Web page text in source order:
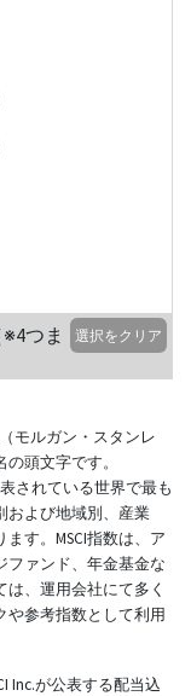
つま
選択をクリア
モルガン・スタンレ
頭文字です。
されている世界で最も
および地域別、産業
す。MSCI指数は、ア
ファンド、年金基金な
、運用会社にて多く
や参考指数として利用
Inc.が公表する配当込